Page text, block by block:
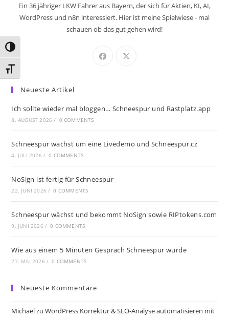
Umschalten auf hohe Kontraste
Schrift vergrößern
Ein 36 jähriger LKW Fahrer aus Bayern, der sich für Aktien, KI, AI,
WordPress und n8n interessiert. Hier ist meine Spielwiese - mal
schauen ob das gut gehen wird!
Neueste Artikel
Ich sollte wieder mal bloggen… Schneespur und Rastplatz.app
8. AUGUST 2026 / 0 COMMENTS
Schneespur wächst um eine Livedemo und Schneespur.cz
4. JULI 2026 / 0 COMMENTS
NoSign ist fertig für Schneespur
22. JUNI 2026 / 0 COMMENTS
Schneespur wächst und bekommt NoSign sowie RIPtokens.com
9. JUNI 2026 / 0 COMMENTS
Wie aus einem 5 Minuten Gespräch Schneespur wurde
27. MAI 2026 / 0 COMMENTS
Neueste Kommentare
MichaelzuWordPress Korrektur & SEO-Analyse automatisieren mit